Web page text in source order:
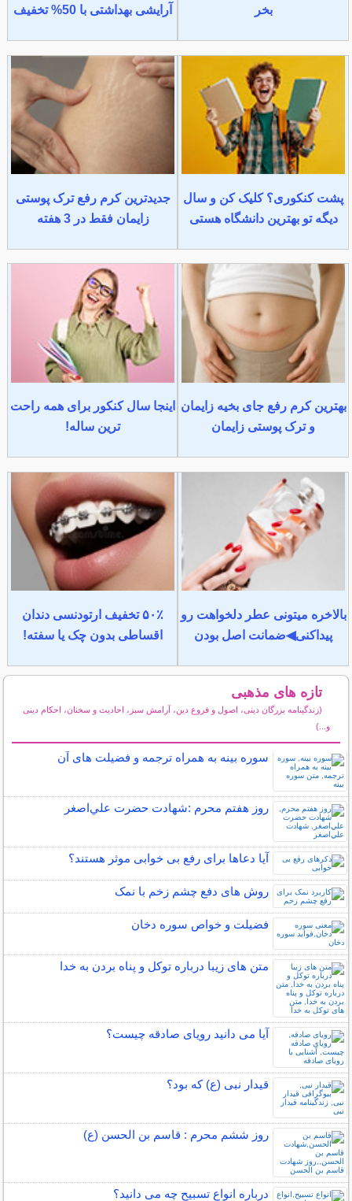
بخر آرایشی بهداشتی با 50% تخفیف
پشت کنکوری؟ کلیک کن و سال
دیگه تو بهترین دانشگاه هستی
جدیدترین کرم رفع ترک پوستی
زایمان فقط در 3 هفته
بهترین کرم رفع جای بخیه زایمان
و ترک پوستی زایمان
اینجا سال کنکور برای همه راحت
ترین ساله!
بالاخره میتونی عطر دلخواهت رو
پیداکنی◀ضمانت اصل بودن
۵۰٪ تخفیف ارتودنسی دندان
اقساطی بدون چک یا سفته!
تازه های مذهبی
(زندگینامه بزرگان دینی، اصول و فروع دین، آرامش سبز، احادیث و سخنان، احکام دینی
و...)
سوره بینه به همراه ترجمه و فضیلت های آن
روز هفتم محرم :شهادت حضرت علي‌اصغر
آیا دعاها برای رفع بی خوابی موثر هستند؟
روش های دفع چشم زخم با نمک
فضیلت و خواص سوره دخان
متن های زیبا درباره توکل و پناه بردن به خدا
آیا می دانید رویای صادقه چیست؟
قیدار نبی (ع) که بود؟
روز ششم محرم : قاسم بن الحسن (ع)
درباره انواع تسبیح چه می دانید؟